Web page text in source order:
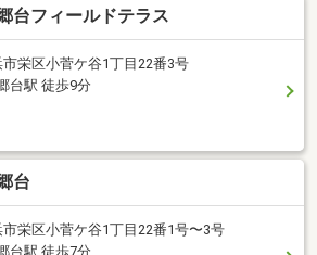
台フィールドテラス
栄区小菅ケ谷1丁目22番3号
台駅 徒歩9分
台
栄区小菅ケ谷1丁目22番1号〜3号
台駅 徒歩7分